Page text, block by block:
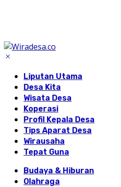
Liputan Utama
Desa Kita
Wisata Desa
Koperasi
Profil Kepala Desa
Tips Aparat Desa
Wirausaha
Tepat Guna
Budaya & Hiburan
Olahraga